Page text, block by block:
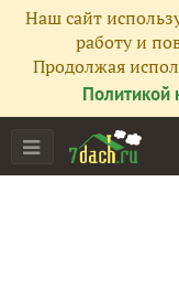
Наш сайт
работу и
Продолжая
Политикой